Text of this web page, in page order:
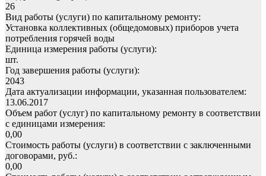
26
Вид работы (услуги) по капитальному ремонту:
Установка коллективных (общедомовых) приборов учета
потребления горячей воды
Единица измерения работы (услуги):
шт.
Год завершения работы (услуги):
2043
Дата актуализации информации, указанная пользователем:
13.06.2017
Объем работ (услуг) по капитальному ремонту в соответствии
с единицами измерения:
0,00
Стоимость работы (услуги) в соответствии с заключенными
договорами, руб.:
0,00